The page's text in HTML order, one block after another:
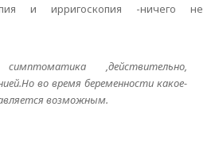
и ирригоскопия -ничего не
,действительно,
во время беременности какое-
возможным.